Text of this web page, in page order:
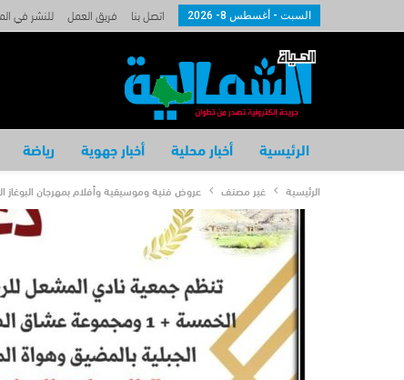
السبت - أغسطس 8- 2026 اتصل بنا فريق العمل للنشر في
الرئيسية أخبار محلية أخبار جهوية رياضة
الرئيسية غير مصنف عروض فنية وموسيقية وأفلام بمهرجان البوغاز